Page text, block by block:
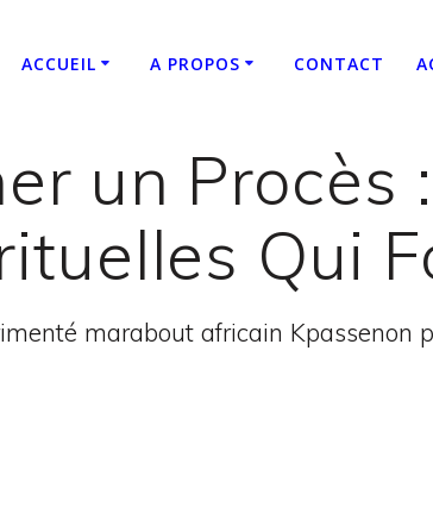
ACCUEIL A PROPOS CONTACT
un Procès
Qui
marabout africain Kpassenon